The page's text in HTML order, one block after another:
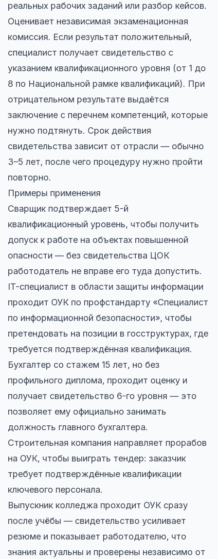
реальных рабочих заданий или разбор кейсов.
Оценивает независимая экзаменационная
комиссия. Если результат положительный,
специалист получает свидетельство с
указанием квалификационного уровня (от 1 до
8 по Национальной рамке квалификаций). При
отрицательном результате выдаётся
заключение с перечнем компетенций, которые
нужно подтянуть. Срок действия
свидетельства зависит от отрасли — обычно
3–5 лет, после чего процедуру нужно пройти
повторно.
Примеры применения
Сварщик подтверждает 5-й
квалификационный уровень, чтобы получить
допуск к работе на объектах повышенной
опасности — без свидетельства ЦОК
работодатель не вправе его туда допустить.
IT-специалист в области защиты информации
проходит ОУК по профстандарту «Специалист
по информационной безопасности», чтобы
претендовать на позиции в госструктурах, где
требуется подтверждённая квалификация.
Бухгалтер со стажем 15 лет, но без
профильного диплома, проходит оценку и
получает свидетельство 6-го уровня — это
позволяет ему официально занимать
должность главного бухгалтера.
Строительная компания направляет прорабов
на ОУК, чтобы выиграть тендер: заказчик
требует подтверждённые квалификации
ключевого персонала.
Выпускник колледжа проходит ОУК сразу
после учёбы — свидетельство усиливает
резюме и показывает работодателю, что
знания актуальны и проверены независимо от